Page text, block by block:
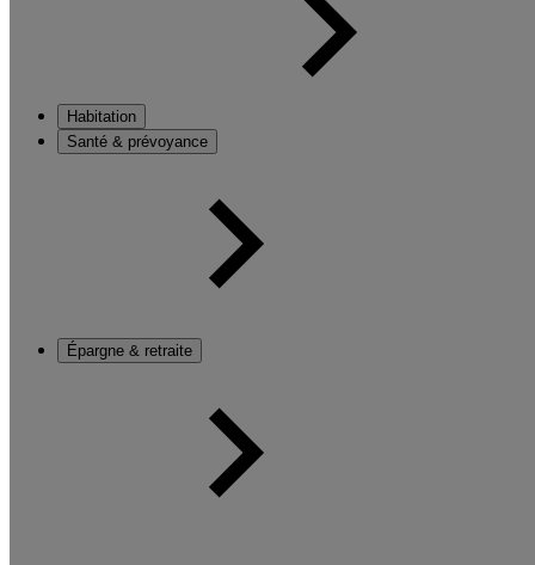
Habitation
Santé & prévoyance
Épargne & retraite